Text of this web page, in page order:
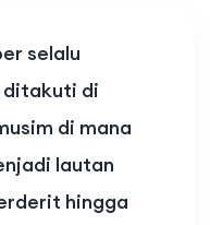
selalu
ditakuti di
di mana
lautan
hingga